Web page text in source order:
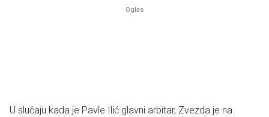
U slučaju kada je Pavle Ilić glavni arbitar, Zvezda je na